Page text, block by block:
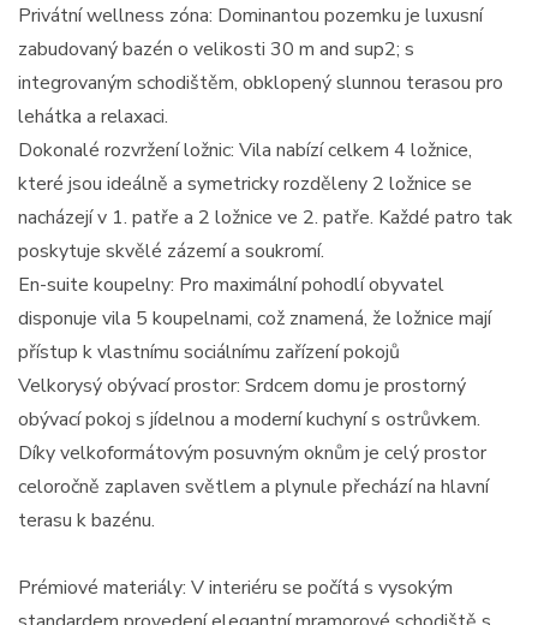
Privátní wellness zóna: Dominantou pozemku je luxusní
zabudovaný bazén o velikosti 30 m and sup2; s
integrovaným schodištěm, obklopený slunnou terasou pro
lehátka a relaxaci.
Dokonalé rozvržení ložnic: Vila nabízí celkem 4 ložnice,
které jsou ideálně a symetricky rozděleny 2 ložnice se
nacházejí v 1. patře a 2 ložnice ve 2. patře. Každé patro tak
poskytuje skvělé zázemí a soukromí.
En-suite koupelny: Pro maximální pohodlí obyvatel
disponuje vila 5 koupelnami, což znamená, že ložnice mají
přístup k vlastnímu sociálnímu zařízení pokojů
Velkorysý obývací prostor: Srdcem domu je prostorný
obývací pokoj s jídelnou a moderní kuchyní s ostrůvkem.
Díky velkoformátovým posuvným oknům je celý prostor
celoročně zaplaven světlem a plynule přechází na hlavní
terasu k bazénu.
Prémiové materiály: V interiéru se počítá s vysokým